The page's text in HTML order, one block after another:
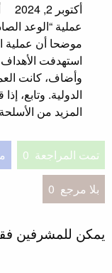
موضحا أن عملية
استهدفت الأهداف
وأضاف، كانت
الدولية. وتابع،
المزيد من
تمت المراجعة 0
بلا مرجع 0
يمكن للمشرفين